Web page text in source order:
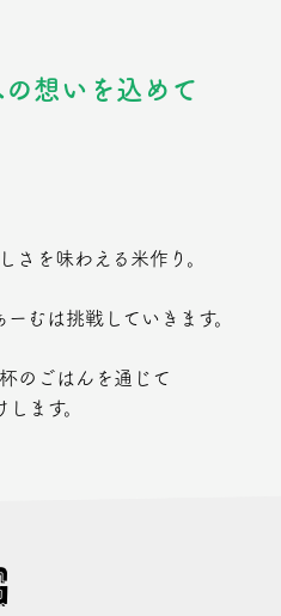
想いを込めて
さを味わえる米作り。
むは挑戦していきます。
のごはんを通じて
ます。